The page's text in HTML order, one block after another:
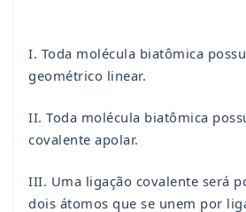
I. Toda molécula biatômica
geométrico linear.
II. Toda molécula biatômica
covalente apolar.
III. Uma ligação covalente será
dois átomos que se unem por